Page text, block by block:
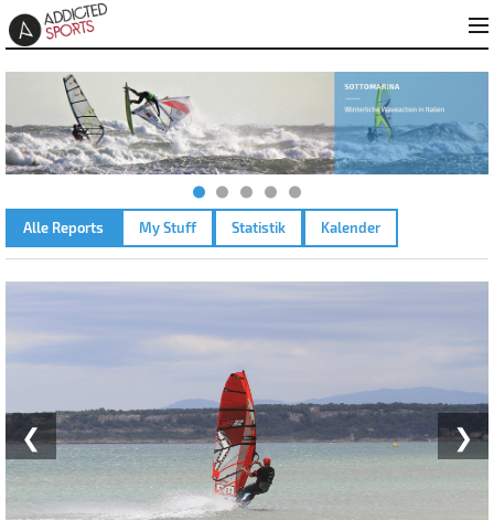
Alle Reports My Stuff Statistik Kalender
LA PALME PLAGE DU ROUET – 09.06.2026
❯
❮